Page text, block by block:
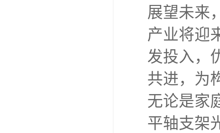
展望未来
产业将迎
发投入，
共进，为
无论是家
平轴支架